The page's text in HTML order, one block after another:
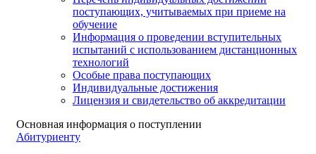
поступающих, учитываемых при приеме на
обучение
Информация о проведении вступительных
испытаний с использованием дистанционных
технологий
Особые права поступающих
Индивидуальные достижения
Лицензия и свидетельство об аккредитации
Основная информация о поступлении
Абитуриенту